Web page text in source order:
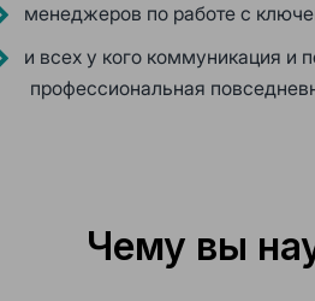
менеджеров по работе с
и всех у кого коммуникация и
профессиональная
Чему вы